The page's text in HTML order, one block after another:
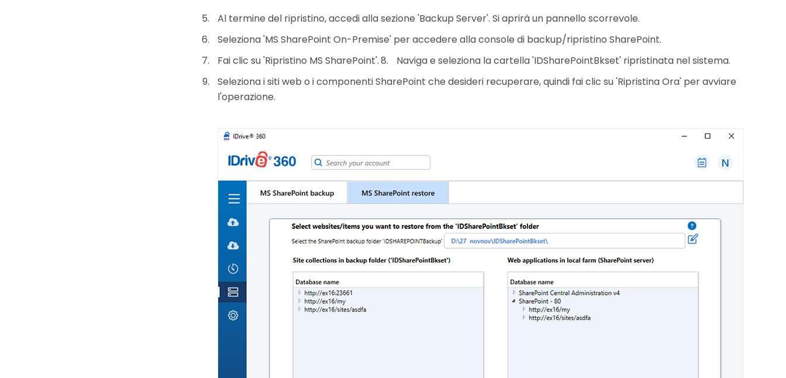
Al termine del ripristino, accedi alla sezione 'Backup Server'. Si aprirà un pannello scorrevole.
Seleziona 'MS SharePoint On-Premise' per accedere alla console di backup/ripristino SharePoint.
Fai clic su 'Ripristino MS SharePoint'.
Naviga e seleziona la cartella 'IDSharePointBkset' ripristinata nel sistema.
Seleziona i siti web o i componenti SharePoint che desideri recuperare, quindi fai clic su 'Ripristina Ora' per avviare
l'operazione.